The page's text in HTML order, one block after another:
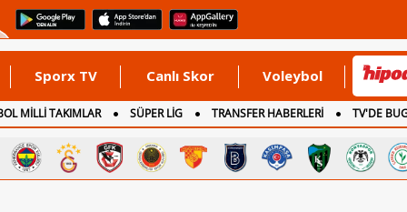
Sporx TV Canlı Skor Voleybol
MİLLİ TAKIMLAR SÜPER LİG TRANSFER HABERLERİ TV'DE